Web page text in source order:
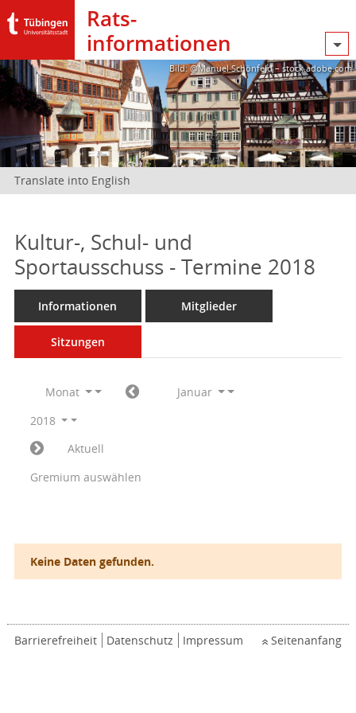
Rats­
informationen
Bild: @Manuel Schönfeld – stock.adobe.com
Translate into English
Kultur-, Schul- und
Sportausschuss - Termine 2018
Informationen Mitglieder
Sitzungen
Monat
Januar
2018
Aktuell
Gremium auswählen
Keine Daten gefunden.
Barrierefreiheit Datenschutz Impressum Seitenanfang